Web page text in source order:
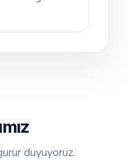
duyuyoruz.